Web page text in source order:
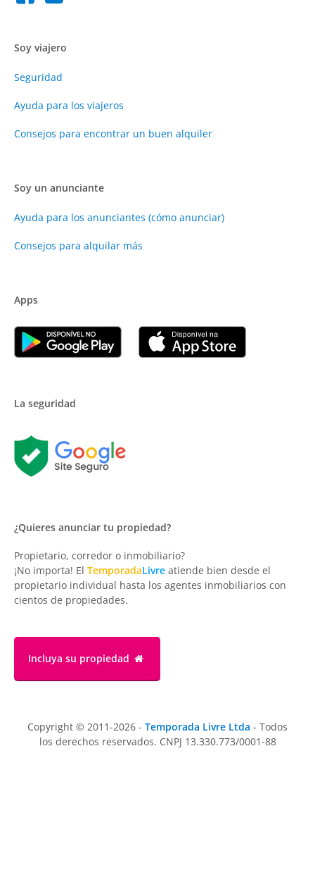
Soy viajero
Seguridad
Ayuda para los viajeros
Consejos para encontrar un buen alquiler
Soy un anunciante
Ayuda para los anunciantes (cómo anunciar)
Consejos para alquilar más
Apps
La seguridad
¿Quieres anunciar tu propiedad?
Propietario, corredor o inmobiliario?
¡No importa! El TemporadaLivre atiende bien desde el
propietario individual hasta los agentes inmobiliarios con
cientos de propiedades.
Incluya su propiedad
Copyright © 2011-2026 - Temporada Livre Ltda - Todos
los derechos reservados. CNPJ 13.330.773/0001-88